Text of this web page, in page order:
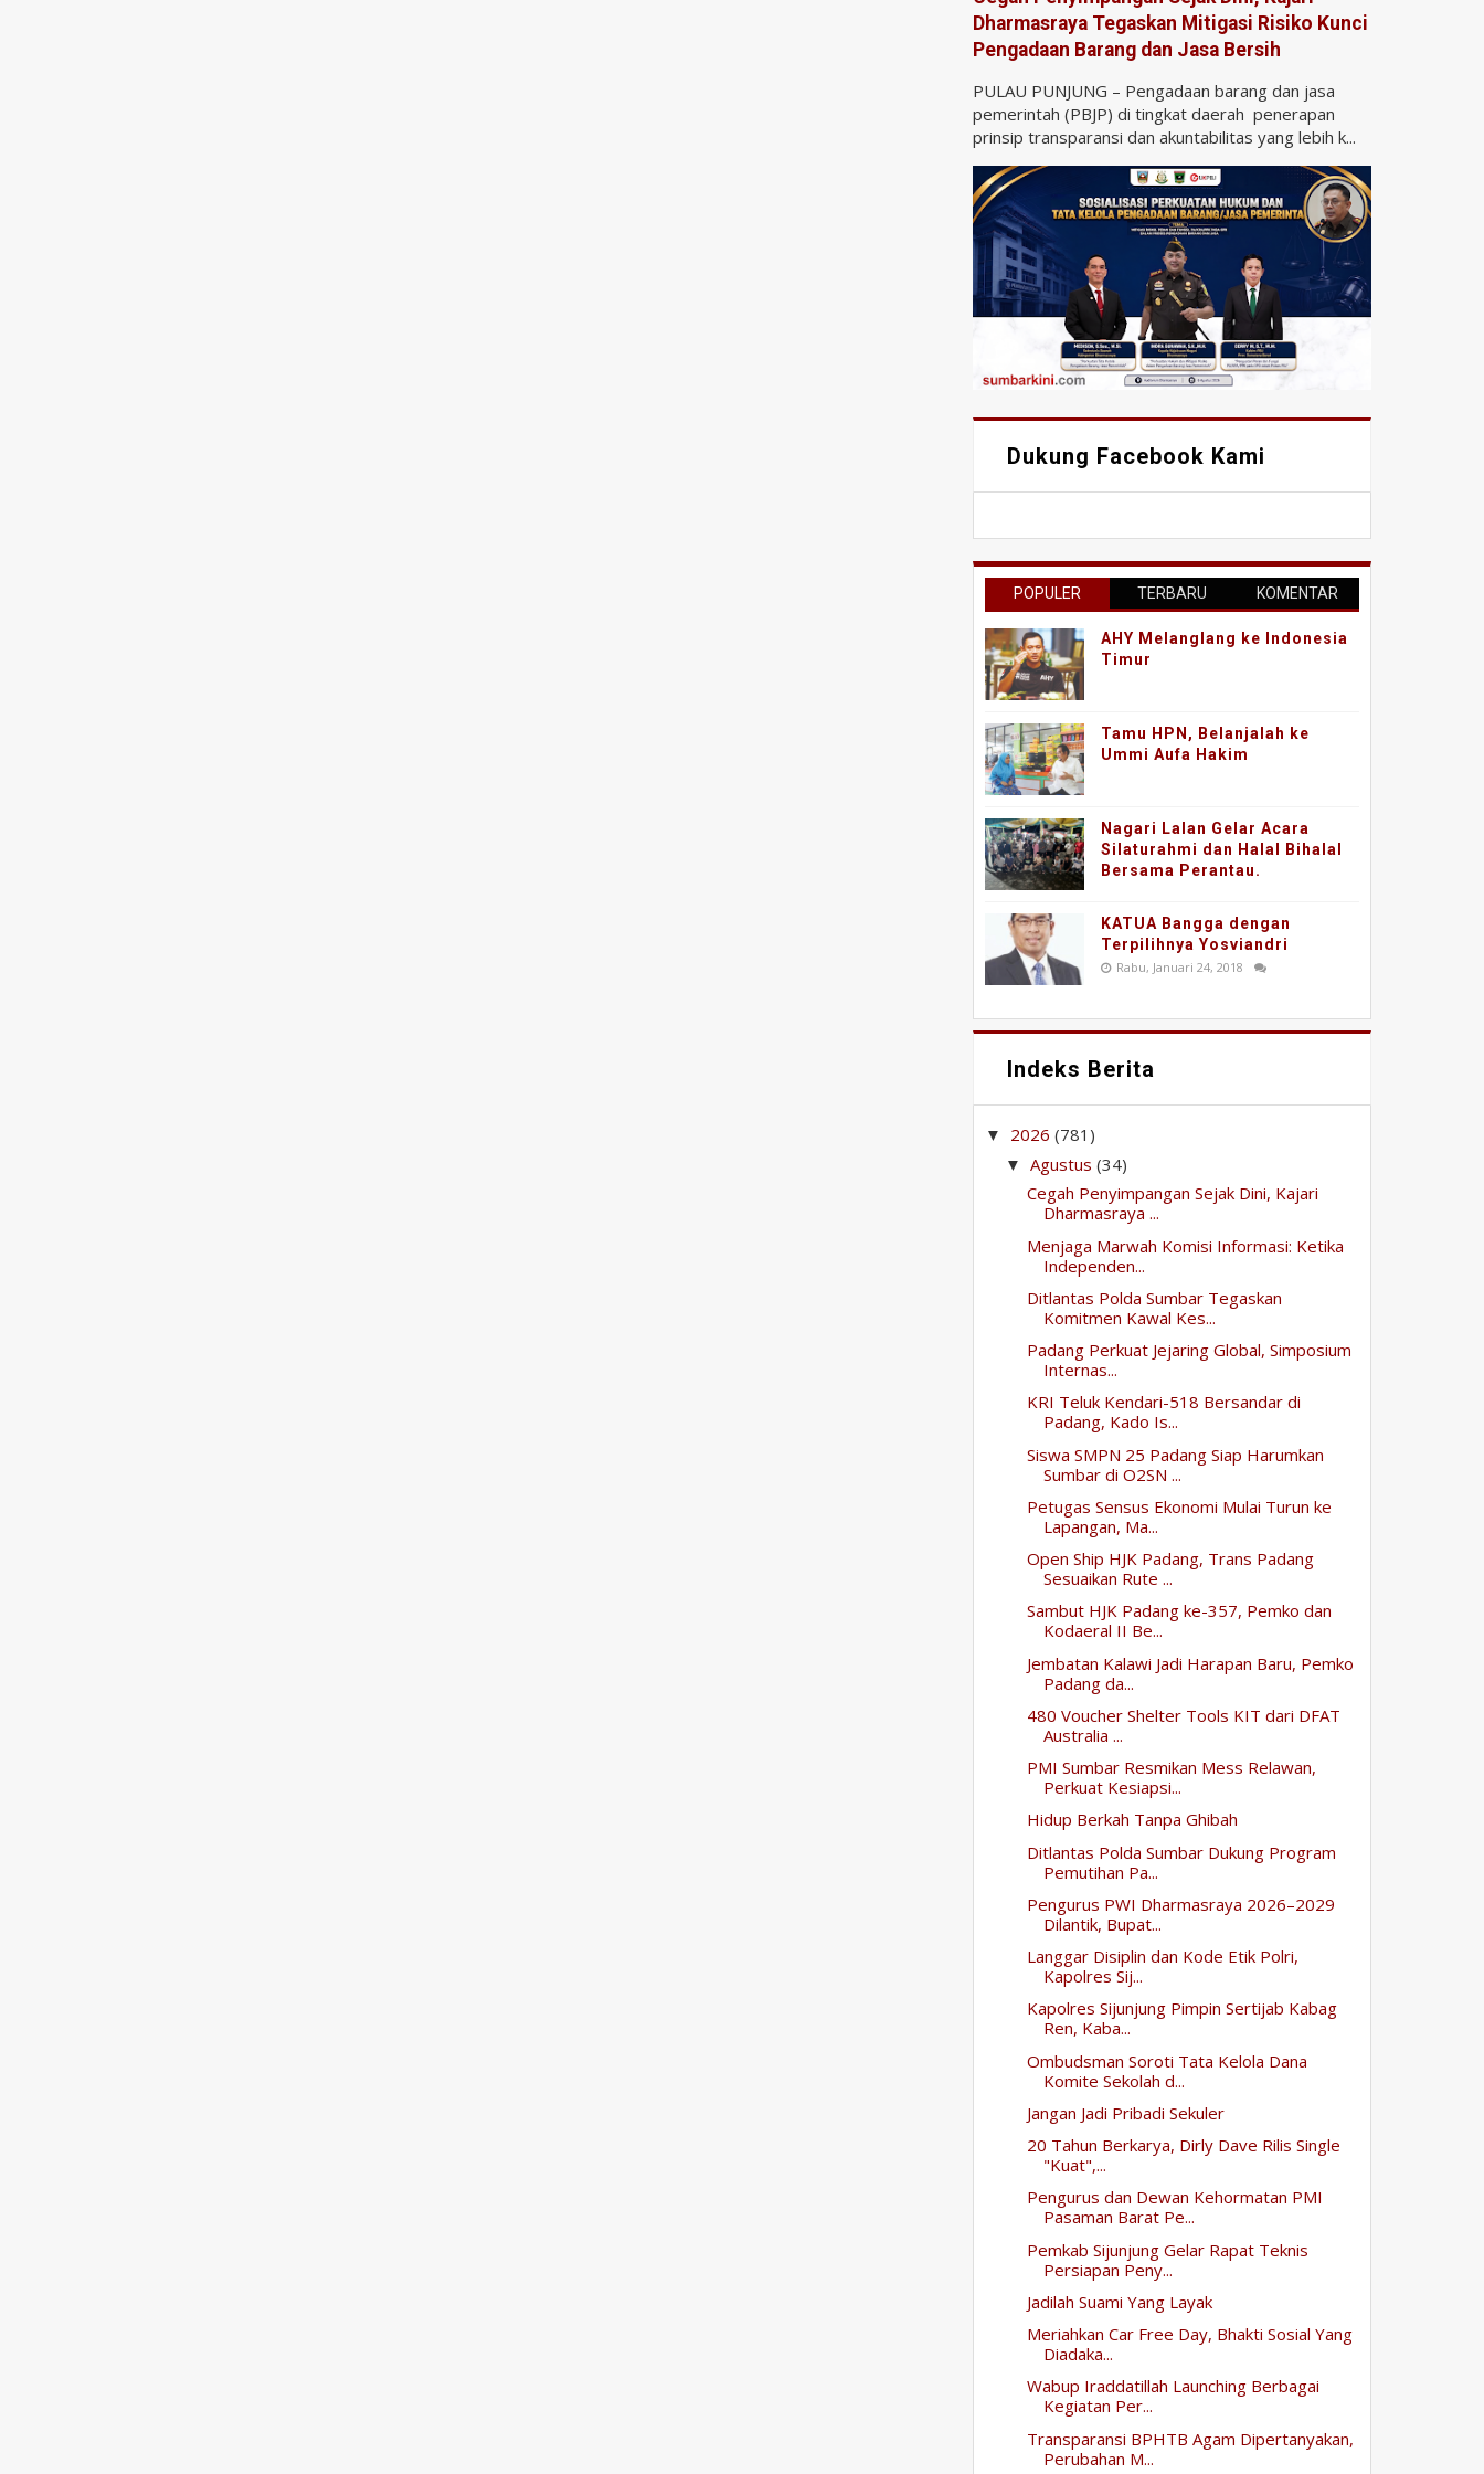
Dharmasraya Tegaskan Mitigasi Risiko Kunci
Pengadaan Barang dan Jasa Bersih
PULAU PUNJUNG – Pengadaan barang dan jasa
pemerintah (PBJP) di tingkat daerah penerapan
prinsip transparansi dan akuntabilitas yang lebih k...
Dukung Facebook Kami
POPULER TERBARU KOMENTAR
AHY Melanglang ke Indonesia
Timur
Tamu HPN, Belanjalah ke
Ummi Aufa Hakim
Nagari Lalan Gelar Acara
Silaturahmi dan Halal Bihalal
Bersama Perantau.
KATUA Bangga dengan
Terpilihnya Yosviandri
Rabu, Januari 24, 2018
Indeks Berita
▼ 2026(781)
▼Agustus(34)
Cegah Penyimpangan Sejak Dini, Kajari
Dharmasraya ...
Menjaga Marwah Komisi Informasi: Ketika
Independen...
Ditlantas Polda Sumbar Tegaskan
Komitmen Kawal Kes...
Padang Perkuat Jejaring Global, Simposium
Internas...
KRI Teluk Kendari-518 Bersandar di
Padang, Kado Is...
Siswa SMPN 25 Padang Siap Harumkan
Sumbar di O2SN ...
Petugas Sensus Ekonomi Mulai Turun ke
Lapangan, Ma...
Open Ship HJK Padang, Trans Padang
Sesuaikan Rute ...
Sambut HJK Padang ke-357, Pemko dan
Kodaeral II Be...
Jembatan Kalawi Jadi Harapan Baru, Pemko
Padang da...
480 Voucher Shelter Tools KIT dari DFAT
Australia ...
PMI Sumbar Resmikan Mess Relawan,
Perkuat Kesiapsi...
Hidup Berkah Tanpa Ghibah
Ditlantas Polda Sumbar Dukung Program
Pemutihan Pa...
Pengurus PWI Dharmasraya 2026–2029
Dilantik, Bupat...
Langgar Disiplin dan Kode Etik Polri,
Kapolres Sij...
Kapolres Sijunjung Pimpin Sertijab Kabag
Ren, Kaba...
Ombudsman Soroti Tata Kelola Dana
Komite Sekolah d...
Jangan Jadi Pribadi Sekuler
20 Tahun Berkarya, Dirly Dave Rilis Single
"Kuat",...
Pengurus dan Dewan Kehormatan PMI
Pasaman Barat Pe...
Pemkab Sijunjung Gelar Rapat Teknis
Persiapan Peny...
Jadilah Suami Yang Layak
Meriahkan Car Free Day, Bhakti Sosial Yang
Diadaka...
Wabup Iraddatillah Launching Berbagai
Kegiatan Per...
Transparansi BPHTB Agam Dipertanyakan,
Perubahan M...